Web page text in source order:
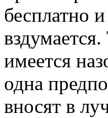
бесплатно
имеется
одна
вносят в